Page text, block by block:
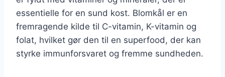
essentielle for en sund kost. Blomkål er en
fremragende kilde til C-vitamin, K-vitamin og
folat, hvilket gør den til en superfood, der kan
styrke immunforsvaret og fremme sundheden.